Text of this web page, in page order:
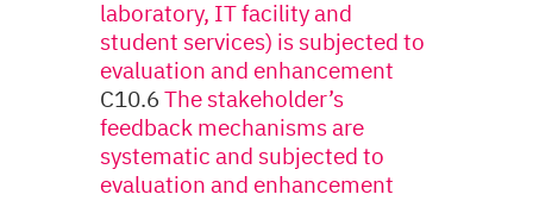
laboratory, IT facility and
student services) is subjected to
evaluation and enhancement
C10.6The stakeholder’s
feedback mechanisms are
systematic and subjected to
evaluation and enhancement